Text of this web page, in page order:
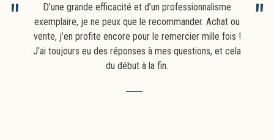
D’une grande efficacité et d’un professionnalisme
exemplaire, je ne peux que le recommander. Achat ou
vente, j’en profite encore pour le remercier mille fois !
J’ai toujours eu des réponses à mes questions, et cela
du début à la fin.